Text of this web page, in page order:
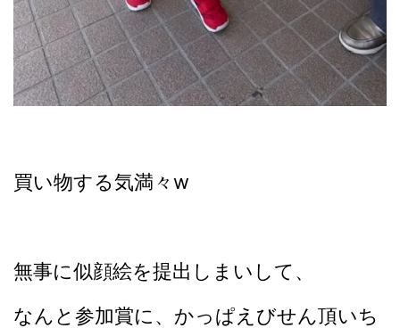
買い物する気満々w
無事に似顔絵を提出しまいして、
なんと参加賞に、かっぱえびせん頂いち